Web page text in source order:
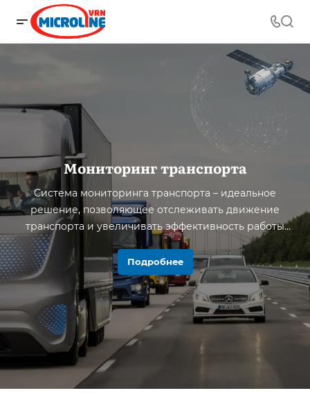
Мониторинг транспорта
Система мониторинга транспорта – идеальное
решение, позволяющее отслеживать движение
транспорта и увеличивать эффективность работы
автопарка.
Подробнее